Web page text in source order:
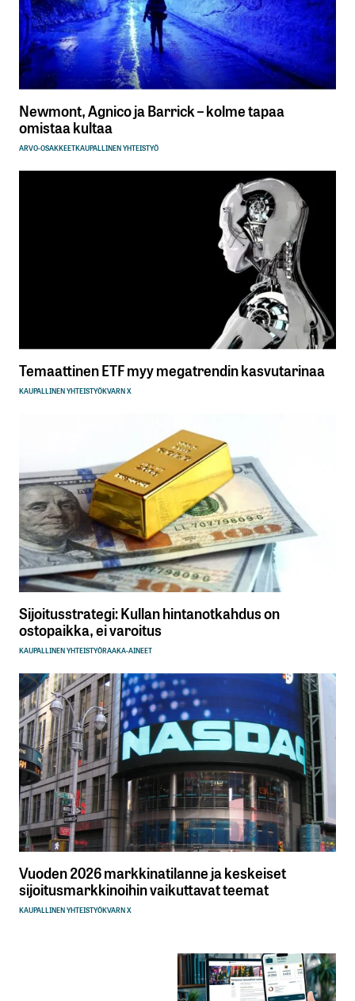
Newmont, Agnico ja Barrick – kolme tapaa
omistaa kultaa
ARVO-OSAKKEETKAUPALLINEN YHTEISTYÖ
Temaattinen ETF myy megatrendin kasvutarinaa
KAUPALLINEN YHTEISTYÖKVARN X
Sijoitusstrategi: Kullan hintanotkahdus on
ostopaikka, ei varoitus
KAUPALLINEN YHTEISTYÖRAAKA-AINEET
Vuoden 2026 markkinatilanne ja keskeiset
sijoitusmarkkinoihin vaikuttavat teemat
KAUPALLINEN YHTEISTYÖKVARN X